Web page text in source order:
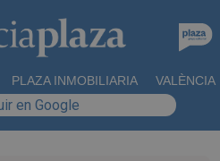
PLAZA INMOBILIARIA VALÈNCIA
en Google